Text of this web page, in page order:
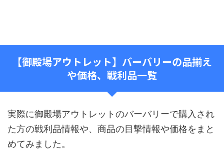
【御殿場アウトレット】バーバリーの品揃え
や価格、戦利品一覧
実際に御殿場アウトレットのバーバリーで購入され
た方の戦利品情報や、商品の目撃情報や価格をまと
めてみました。